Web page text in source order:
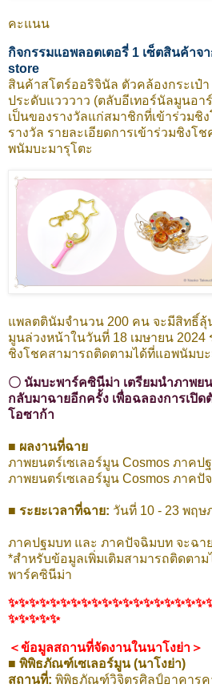
คะแนน
กิจกรรมแอพลอตเตอรี่ 1 เซ็ตสินค้าจ
store
สินค้าสโตร์ออริจินัล ตัวคล้องกระเป๋า
ประดับแวววาว (ตลับอีเทอร์นัลมูนอา
เป็นของรางวัลแก่สมาชิกที่เข้าร่วมชิ
รางวัล รายละเอียดการเข้าร่วมชิงโ
พนัมบะมารุโตะ
แพลตตินัมจำนวน 200 คน จะมีสิทธิ์
มูนล่วงหน้าในวันที่ 18 เมษายน 2024
ชิงโชคสามารถติดตามได้ที่แอพนัมบะ
〇 นัมบะพาร์คซินีม่า เตรียมนำภาพย
กลับมาฉายอีกครั้ง เพื่อฉลองการเปิ
โอซาก้า
■ ผลงานที่ฉาย
ภาพยนตร์เซเลอร์มูน Cosmos ภาคป
ภาพยนตร์เซเลอร์มูน Cosmos ภาคปั
■ ระยะเวลาที่ฉาย: วันที่ 10 - 23 พฤษ
ภาคปฐมบท และ ภาคปัจฉิมบท จะฉา
*สำหรับข้อมูลเพิ่มเติมสามารถติดตา
พาร์คซินีม่า
✨✨✨✨✨✨✨✨✨✨✨✨✨✨✨
✨✨✨✨✨
＜ข้อมูลสถานที่จัดงานในนาโงย่า＞
■ พิพิธภัณฑ์เซเลอร์มูน (นาโงย่า)
สถานที่: พิพิธภัณฑ์วิจิตรศิลป์อาคารค